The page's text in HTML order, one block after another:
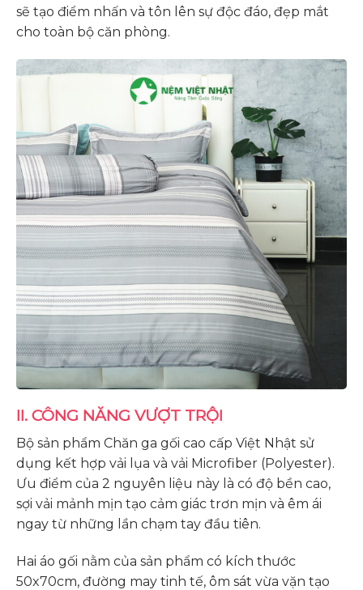
sẽ tạo điểm nhấn và tôn lên sự độc đáo, đẹp mắt
cho toàn bộ căn phòng.
II. CÔNG NĂNG VƯỢT TRỘI
Bộ sản phẩm Chăn ga gối cao cấp Việt Nhật sử
dụng kết hợp vải lụa và vải Microfiber (Polyester).
Ưu điểm của 2 nguyên liệu này là có độ bền cao,
sợi vải mảnh mịn tạo cảm giác trơn mịn và êm ái
ngay từ những lần chạm tay đầu tiên.
Hai áo gối nằm của sản phẩm có kích thước
50x70cm, đường may tinh tế, ôm sát vừa vặn tạo